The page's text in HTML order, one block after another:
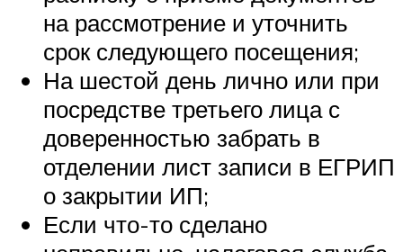
на рассмотрение и уточнить
срок следующего посещения;
На шестой день лично или при
посредстве третьего лица с
доверенностью забрать в
отделении лист записи в ЕГРИП
о закрытии ИП;
Если что-то сделано